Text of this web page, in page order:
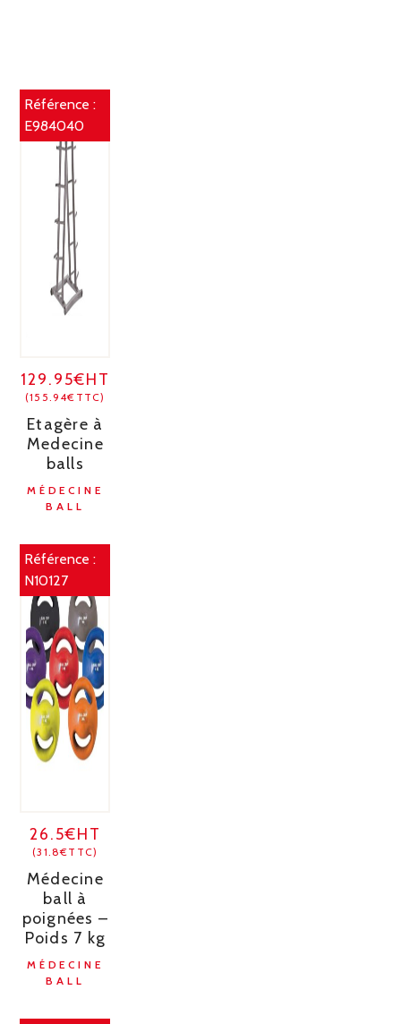
Référence :
E984040
129.95€HT
(155.94€TTC)
Etagère à
Medecine
balls
MÉDECINE
BALL
Référence :
N10127
26.5€HT
(31.8€TTC)
Médecine
ball à
poignées –
Poids 7 kg
MÉDECINE
BALL